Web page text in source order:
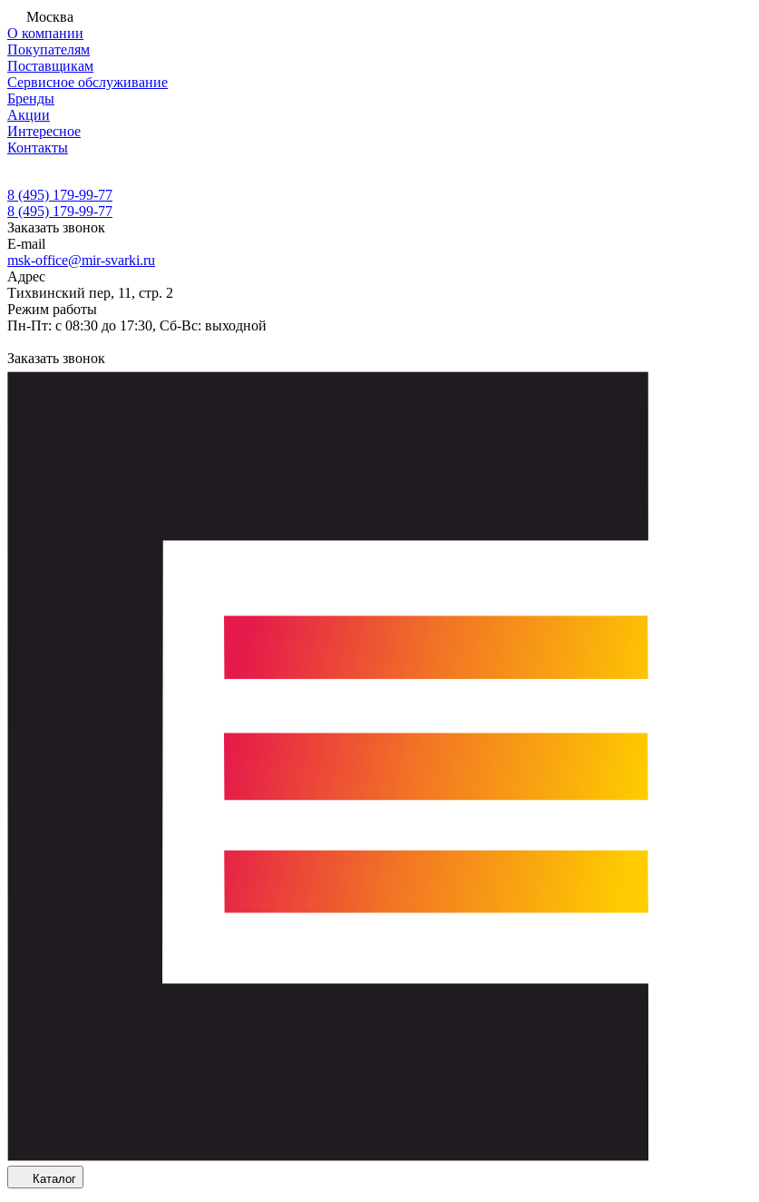
Москва
О компании
Покупателям
Поставщикам
Сервисное обслуживание
Бренды
Акции
Интересное
Контакты
8 (495) 179-99-77
8 (495) 179-99-77
Заказать звонок
E-mail
msk-office@mir-svarki.ru
Адрес
Тихвинский пер, 11, стр. 2
Режим работы
Пн-Пт: с 08:30 до 17:30, Сб-Вс: выходной
Заказать звонок
Каталог